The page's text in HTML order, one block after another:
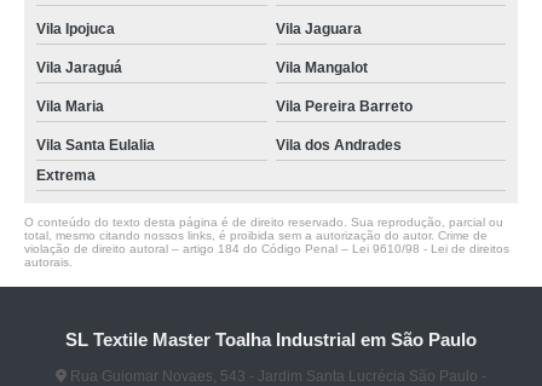
Vila Ipojuca Vila Jaguara
Vila Jaraguá Vila Mangalot
Vila Maria Vila Pereira Barreto
Vila Santa Eulalia
Vila dos Andrades
Extrema
O conteúdo do texto desta página é de direito reservado. Sua reprodução, parcial ou
total, mesmo citando nossos links, é proibida sem a autorização do autor. Crime de
violação de direito autoral – artigo 184 do Código Penal – Lei 9610/98 - Lei de direitos
autorais
SL Textile Master Toalha Industrial em São Paulo
Rua Guiomar Novaes, 543 - Jardim Santa Lucrécia São Paulo -